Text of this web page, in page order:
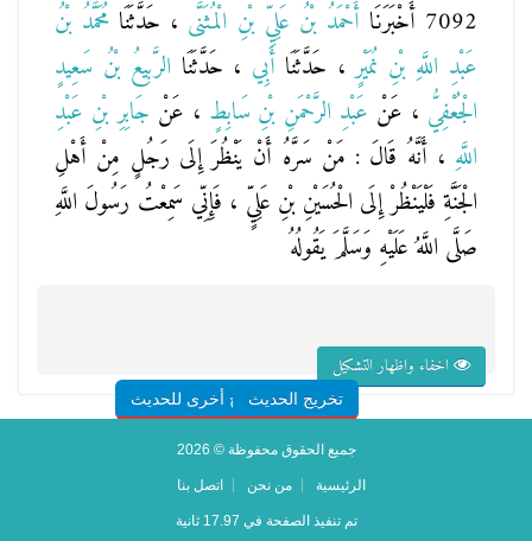
7092 أَخْبَرَنَا أَحْمَدُ بْنُ عَلِيِّ بْنِ الْمُثَنَّى ، حَدَّثَنَا مُحَمَّدُ بْنُ
عَبْدِ اللَّهِ بْنِ نُمَيْرٍ ، حَدَّثَنَا أَبِي ، حَدَّثَنَا الرَّبِيعُ بْنُ سَعِيدٍ
الْجُعْفِيُّ ، عَنْ عَبْدِ الرَّحْمَنِ بْنِ سَابِطٍ ، عَنْ جَابِرِ بْنِ عَبْدِ
اللَّهِ ، أَنَّهُ قَالَ : مَنْ سَرَّهُ أَنْ يَنْظُرَ إِلَى رَجُلٍ مِنْ أَهْلِ
الْجَنَّةِ فَلْيَنْظُرْ إِلَى الْحُسَيْنِ بْنِ عَلِيٍّ ، فَإِنِّي سَمِعْتُ رَسُولَ اللَّهِ
صَلَّى اللَّهُ عَلَيْهِ وَسَلَّمَ يَقُولُهُ
اخفاء واظهار التشكيل
تخريج الحديثشروح أخرى للحديث
جميع الحقوق محفوظة © 2026
الرئيسية من نحن اتصل بنا
تم تنفيذ الصفحة في 17.97 ثانية